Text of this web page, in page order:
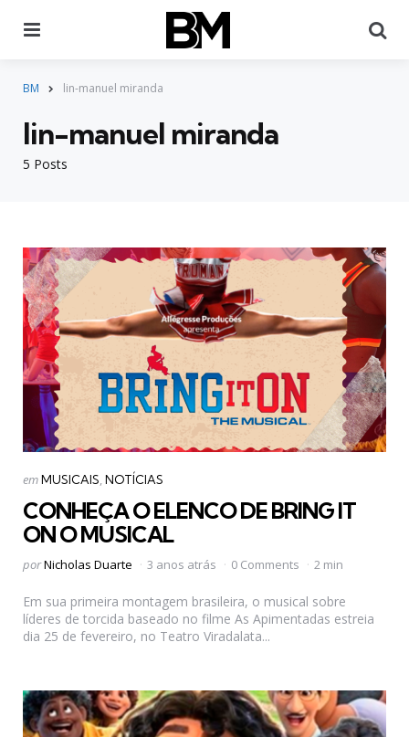
BM lin-manuel miranda
5 Posts
lin-manuel miranda
Categorias
Postado
emMUSICAIS NOTÍCIAS
CONHEÇA O ELENCO DE BRING IT
ON O MUSICAL
Postado
porNicholas Duarte 3 anos atrás 0 Comments 2 min
Em sua primeira montagem brasileira, o musical sobre
líderes de torcida baseado no filme As Apimentadas estreia
dia 25 de fevereiro, no Teatro Viradalata...